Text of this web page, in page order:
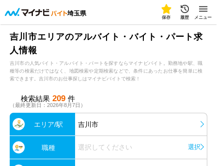
埼玉県
保存 履歴 メニュー
吉川市エリアのアルバイト・バイト・パート求
人情報
吉川市の人気バイト・アルバイト・パートを探すならマイナビバイト。勤務地や駅、職
種等の検索だけではなく、地図検索や定期検索などで、条件にあったお仕事を簡単に検
索できます。吉川市のお仕事探しはマイナビバイトで検索！
検索結果 209 件
（最終更新日：2026年8月7日）
エリア/駅 吉川市
職種 選択してください 選択